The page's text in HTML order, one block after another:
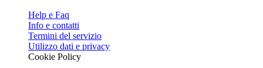
Help e Faq
Info e contatti
Termini del servizio
Utilizzo dati e privacy
Cookie Policy